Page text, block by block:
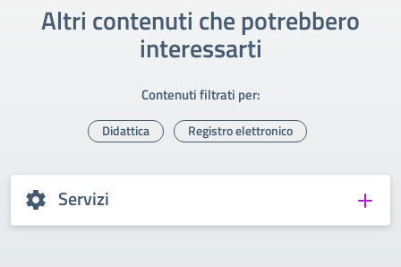
Altri contenuti che potrebbero
interessarti
Contenuti filtrati per:
Didattica Registro elettronico
Servizi